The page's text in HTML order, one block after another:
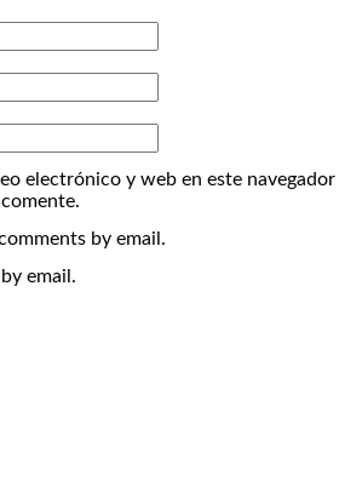
electrónico y web en este navegador
by email.
email.